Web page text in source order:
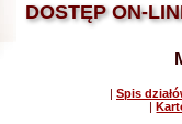
DOSTĘP ON-
| Spis
|